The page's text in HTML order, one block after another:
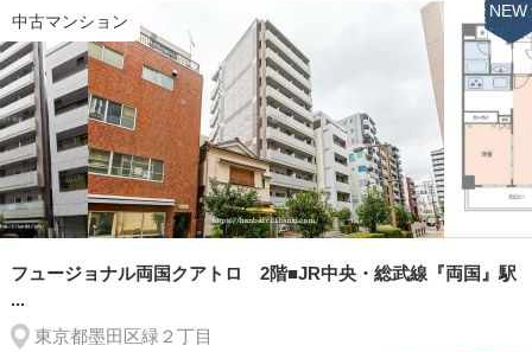
中古マンション
NEW
フュージョナル両国クアトロ 2階■JR中央・総武線『両国』駅
...
東京都墨田区緑２丁目